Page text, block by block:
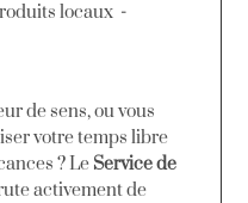
locaux
de sens, ou vous
votre temps libre
? Le Service de
activement de